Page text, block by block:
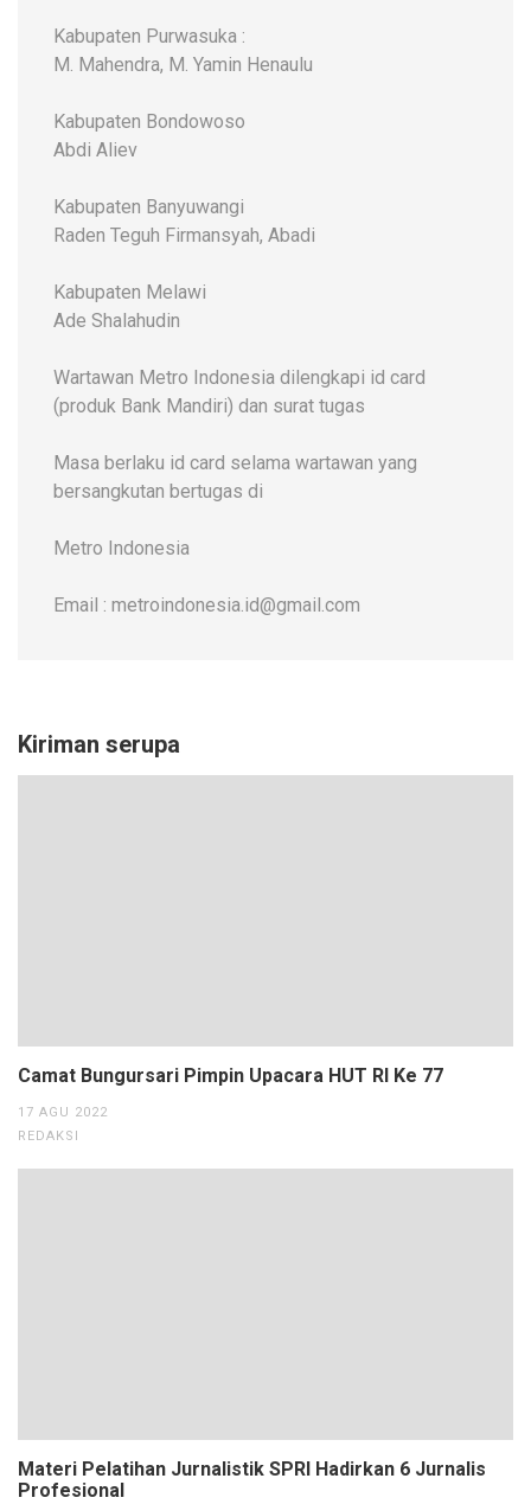
Kabupaten Purwasuka :
M. Mahendra, M. Yamin Henaulu
Kabupaten Bondowoso
Abdi Aliev
Kabupaten Banyuwangi
Raden Teguh Firmansyah, Abadi
Kabupaten Melawi
Ade Shalahudin
Wartawan Metro Indonesia dilengkapi id card
(produk Bank Mandiri) dan surat tugas
Masa berlaku id card selama wartawan yang
bersangkutan bertugas di
Metro Indonesia
Email : metroindonesia.id@gmail.com
Kiriman serupa
Camat Bungursari Pimpin Upacara HUT RI Ke 77
17 AGU 2022
REDAKSI
Materi Pelatihan Jurnalistik SPRI Hadirkan 6 Jurnalis
Profesional